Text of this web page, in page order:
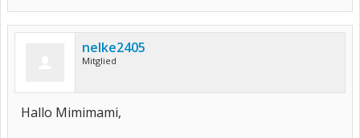
nelke2405
Mitglied
Hallo Mimimami,